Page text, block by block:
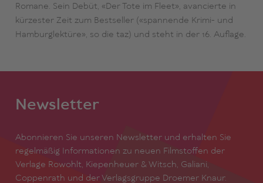
Romane. Sein Debüt, «Der Tote im Fleet», avancierte in
kürzester Zeit zum Bestseller («spannende Krimi- und
Hamburglektüre», so die taz) und steht in der 16. Auflage.
Newsletter
Abonnieren Sie unseren Newsletter und erhalten Sie
regelmäßig Informationen zu neuen Filmstoffen der
Verlage Rowohlt, Kiepenheuer & Witsch, Galiani,
Coppenrath und der Verlagsgruppe Droemer Knaur.